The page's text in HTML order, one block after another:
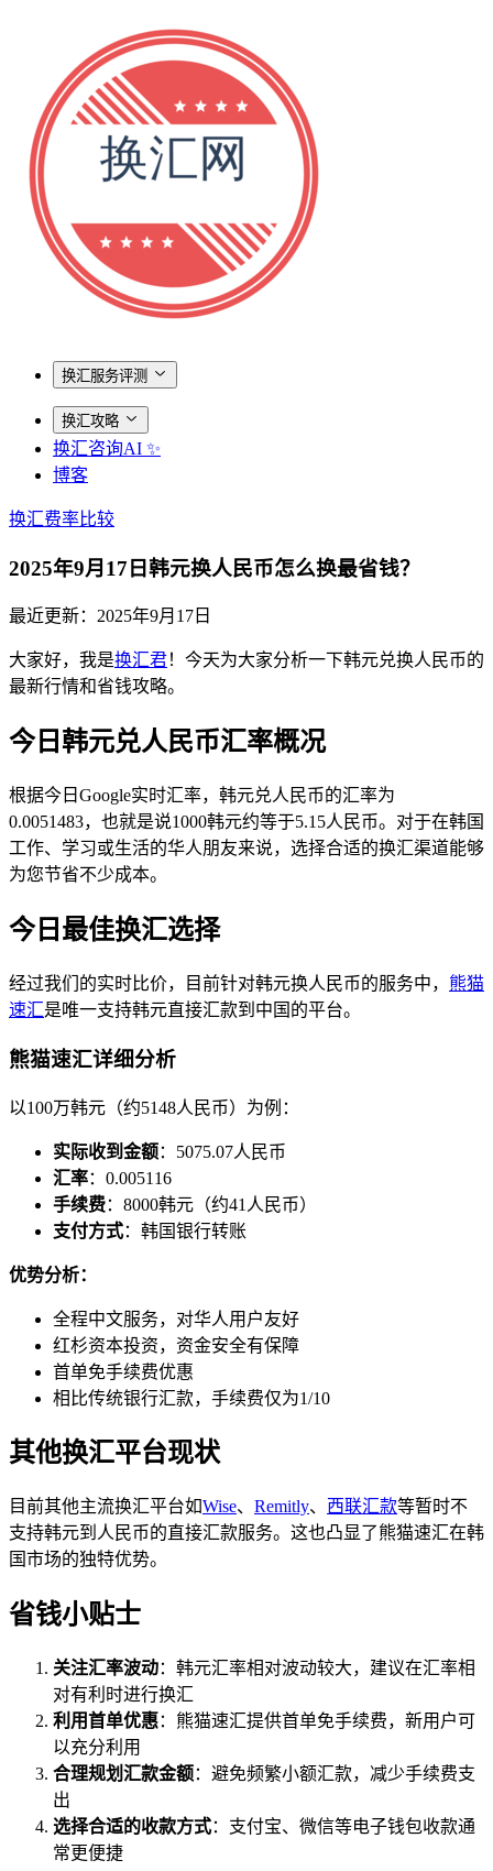
换汇服务评测
换汇攻略
换汇咨询AI ✨
博客
换汇费率比较
2025年9月17日韩元换人民币怎么换最省钱？
最近更新： 2025年9月17日
大家好，我是换汇君！今天为大家分析一下韩元兑换人民币的
最新行情和省钱攻略。
今日韩元兑人民币汇率概况
根据今日Google实时汇率，韩元兑人民币的汇率为
0.0051483，也就是说1000韩元约等于5.15人民币。对于在韩国
工作、学习或生活的华人朋友来说，选择合适的换汇渠道能够
为您节省不少成本。
今日最佳换汇选择
经过我们的实时比价，目前针对韩元换人民币的服务中， 熊猫
速汇是唯一支持韩元直接汇款到中国的平台。
熊猫速汇详细分析
以100万韩元（约5148人民币）为例：
实际收到金额：5075.07人民币
汇率：0.005116
手续费：8000韩元（约41人民币）
支付方式：韩国银行转账
优势分析：
全程中文服务，对华人用户友好
红杉资本投资，资金安全有保障
首单免手续费优惠
相比传统银行汇款，手续费仅为1/10
其他换汇平台现状
目前其他主流换汇平台如Wise、 Remitly、 西联汇款等暂时不
支持韩元到人民币的直接汇款服务。这也凸显了熊猫速汇在韩
国市场的独特优势。
省钱小贴士
关注汇率波动：韩元汇率相对波动较大，建议在汇率相
对有利时进行换汇
利用首单优惠：熊猫速汇提供首单免手续费，新用户可
以充分利用
合理规划汇款金额：避免频繁小额汇款，减少手续费支
出
选择合适的收款方式：支付宝、微信等电子钱包收款通
常更便捷